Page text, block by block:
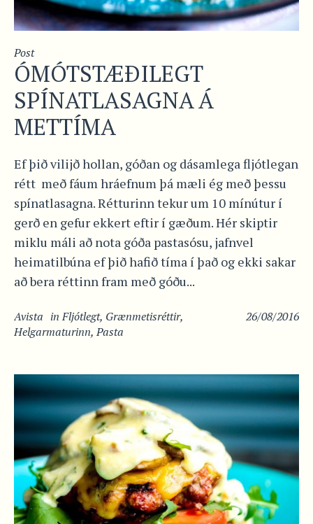
Post
ÓMÓTSTÆÐILEGT
SPÍNATLASAGNA Á
METTÍMA
Ef þið vilijð hollan, góðan og dásamlega fljótlegan
rétt með fáum hráefnum þá mæli ég með þessu
spínatlasagna. Rétturinn tekur um 10 mínútur í
gerð en gefur ekkert eftir í gæðum. Hér skiptir
miklu máli að nota góða pastasósu, jafnvel
heimatilbúna ef þið hafið tíma í það og ekki sakar
að bera réttinn fram með góðu...
26/08/2016
Avista inFljótlegt, Grænmetisréttir,
Helgarmaturinn,Pasta